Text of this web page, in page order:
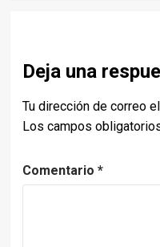
Deja una
Tu dirección de correo
Los campos
Comentario *